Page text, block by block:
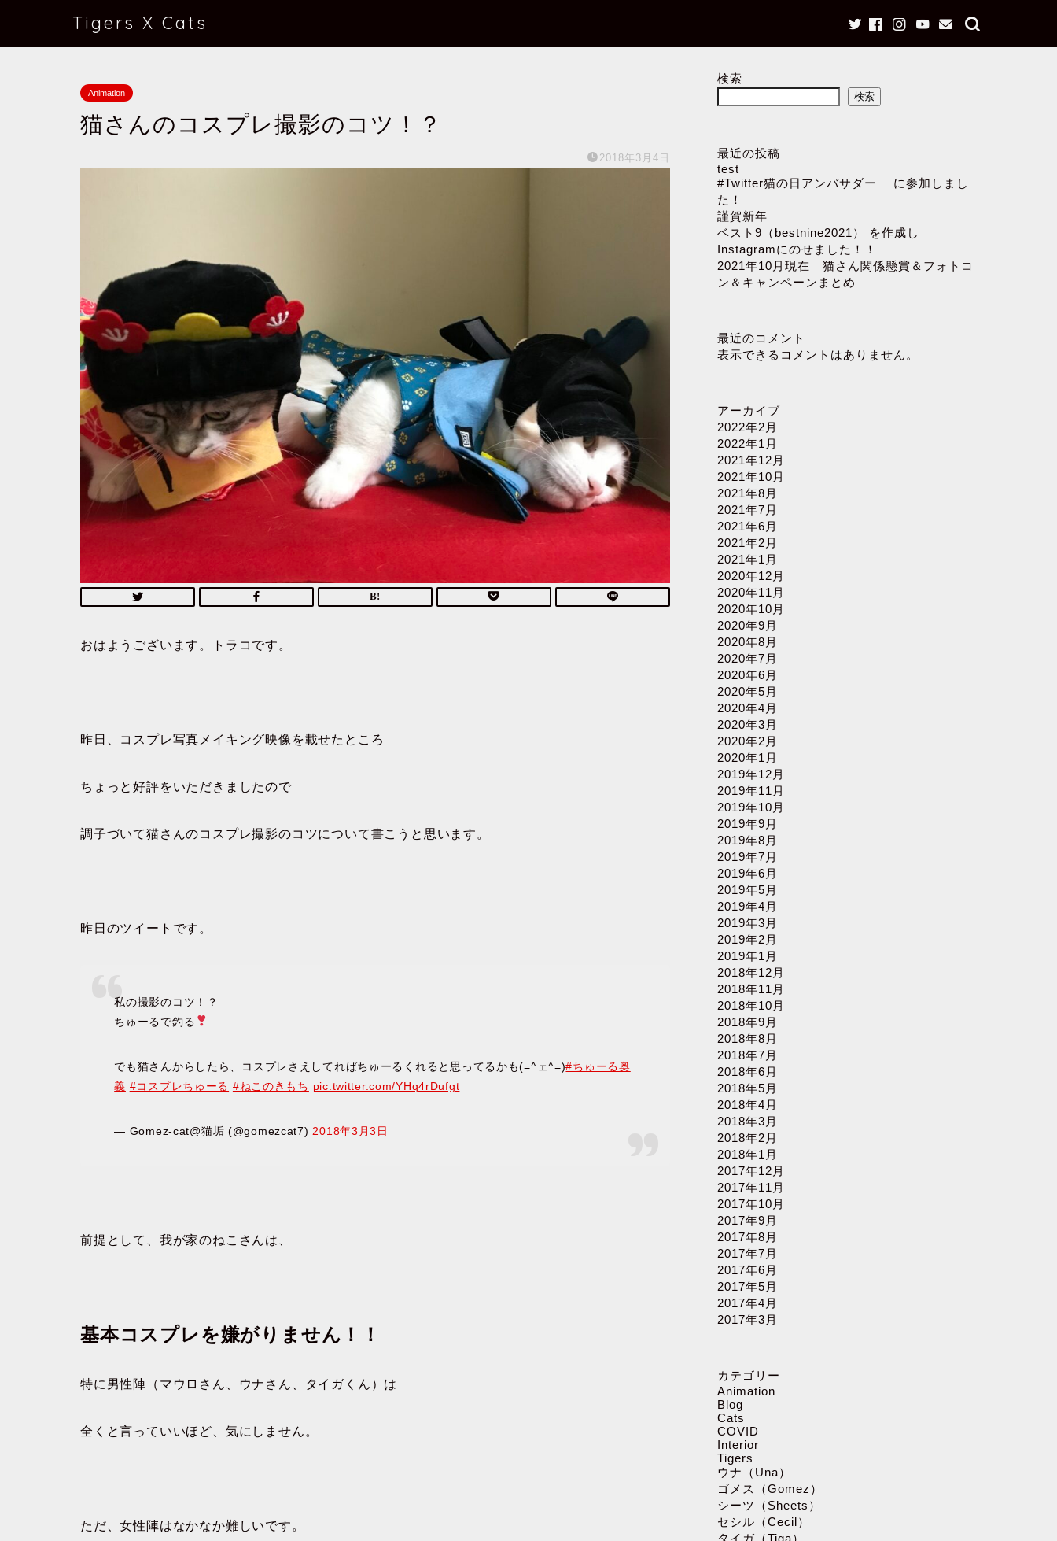
Tigers X Cats
Animation
猫さんのコスプレ撮影のコツ！？
2018年3月4日
おはようございます。トラコです。
昨日、コスプレ写真メイキング映像を載せたところ
ちょっと好評をいただきましたので
調子づいて猫さんのコスプレ撮影のコツについて書こうと思います。
昨日のツイートです。
私の撮影のコツ！？
ちゅーるで釣る
でも猫さんからしたら、コスプレさえしてればちゅーるくれると思ってるかも(=^ェ^=)#ちゅーる奥
義 #コスプレちゅーる #ねこのきもち pic.twitter.com/YHq4rDufgt
— Gomez-cat@猫垢 (@gomezcat7) 2018年3月3日
前提として、我が家のねこさんは、
基本コスプレを嫌がりません！！
特に男性陣（マウロさん、ウナさん、タイガくん）は
全くと言っていいほど、気にしません。
ただ、女性陣はなかなか難しいです。
検索
検索
最近の投稿
test
#Twitter猫の日アンバサダー に参加しまし
た！
謹賀新年
ベスト9（bestnine2021） を作成し
Instagramにのせました！！
2021年10月現在 猫さん関係懸賞＆フォトコ
ン＆キャンペーンまとめ
最近のコメント
表示できるコメントはありません。
アーカイブ
2022年2月
2022年1月
2021年12月
2021年10月
2021年8月
2021年7月
2021年6月
2021年2月
2021年1月
2020年12月
2020年11月
2020年10月
2020年9月
2020年8月
2020年7月
2020年6月
2020年5月
2020年4月
2020年3月
2020年2月
2020年1月
2019年12月
2019年11月
2019年10月
2019年9月
2019年8月
2019年7月
2019年6月
2019年5月
2019年4月
2019年3月
2019年2月
2019年1月
2018年12月
2018年11月
2018年10月
2018年9月
2018年8月
2018年7月
2018年6月
2018年5月
2018年4月
2018年3月
2018年2月
2018年1月
2017年12月
2017年11月
2017年10月
2017年9月
2017年8月
2017年7月
2017年6月
2017年5月
2017年4月
2017年3月
カテゴリー
Animation
Blog
Cats
COVID
Interior
Tigers
ウナ（Una）
ゴメス（Gomez）
シーツ（Sheets）
セシル（Cecil）
タイガ（Tiga）